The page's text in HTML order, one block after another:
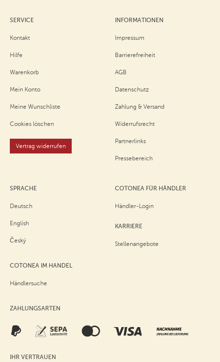
SERVICE
Kontakt
Hilfe
Warenkorb
Mein Konto
Meine Wunschliste
Cookies löschen
Vertrag widerrufen
INFORMATIONEN
Impressum
Barrierefreiheit
AGB
Datenschutz
Zahlung & Versand
Widerrufsrecht
Partnerlinks
Pressebereich
SPRACHE
Deutsch
English
Český
COTONEA IM HANDEL
Händlersuche
COTONEA FÜR HÄNDLER
Händler-Login
KARRIERE
Stellenangebote
ZAHLUNGSARTEN
IHR VERTRAUEN